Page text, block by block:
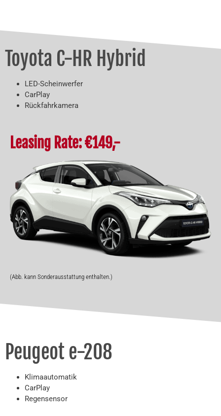
Toyota C-HR Hybrid
LED-Scheinwerfer
CarPlay
Rückfahrkamera
Leasing Rate: €149,-
(Abb. kann Sonderausstattung enthalten.)
Peugeot e-208
Klimaautomatik
CarPlay
Regensensor